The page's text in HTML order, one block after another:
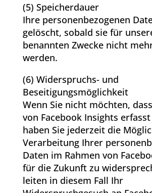
(5) Speicherdauer
Ihre personenbezogenen
gelöscht, sobald sie für
benannten Zwecke nicht
werden.
(6) Widerspruchs- und
Beseitigungsmöglichkeit
Wenn Sie nicht möchten,
von Facebook Insights
haben Sie jederzeit die
Verarbeitung Ihrer
Daten im Rahmen von
für die Zukunft zu
leiten in diesem Fall Ihr